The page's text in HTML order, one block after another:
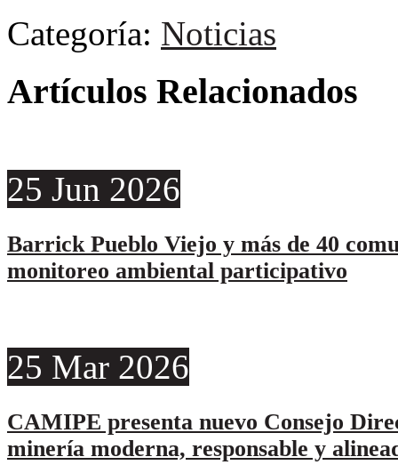
Categoría: Noticias
Artículos Relacionados
25 Jun 2026
Barrick Pueblo Viejo y más de 40
monitoreo ambiental participativo
25 Mar 2026
CAMIPE presenta nuevo Consejo
minería moderna, responsable y